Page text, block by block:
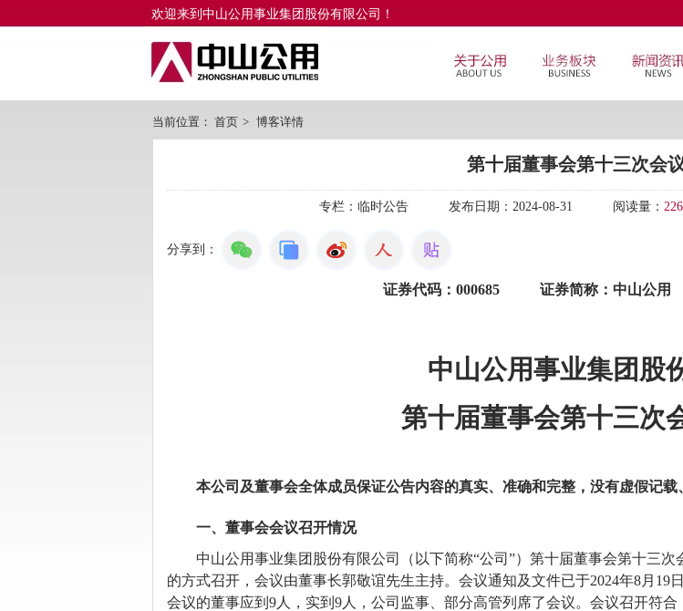
欢迎来到中山公用事业集团股份有限公司！
当前位置： 首页 > 博客详情
第十届董事会第十三次会
专栏： 临时公告 发布日期： 2024-08-31 阅读量：
分享到：
证券代码： 000685 证券简称：中山公
中山公用事业集团股
第十届董事会第十三次
本公司及董事会全体成员保证公告内容的真实、准确和完整，没有虚假记载
一、董事会会议召开情况
中山公用事业集团股份有限公司（以下简称“公司”）第十届董事会第十三次
的方式召开 ，会议由董事长郭敬谊先生主持。 会议通知及文件已于2024年8月 19
会议的董事应到 9 人，实到 9 人 ， 公司监事、 部分高管列席了会议。 会议召开符合